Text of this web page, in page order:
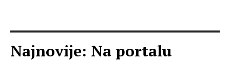
Najnovije: Na portalu